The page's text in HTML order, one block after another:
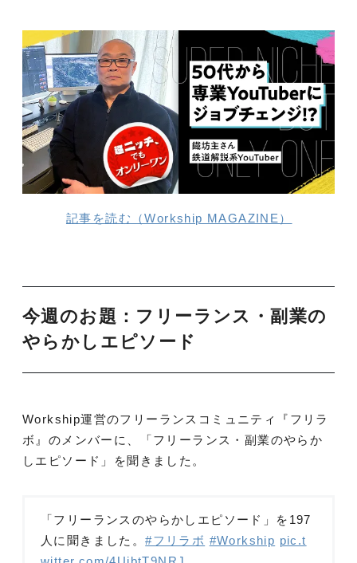
記事を読む（Workship MAGAZINE）
今週のお題：フリーランス・副業の
やらかしエピソード
Workship運営のフリーランスコミュニティ『フリラ
ボ』のメンバーに、「フリーランス・副業のやらか
しエピソード」を聞きました。
「フリーランスのやらかしエピソード」を197
人に聞きました。#フリラボ #Workship pic.t